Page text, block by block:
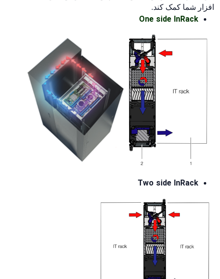
افزار شما کمک کند.
One side InRack
Two side InRack